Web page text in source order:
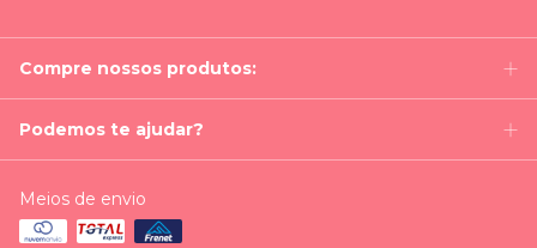
Compre nossos produtos:
Podemos te ajudar?
Meios de envio